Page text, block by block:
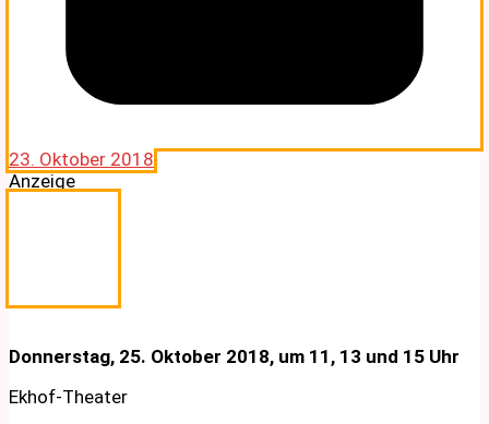
23. Oktober 2018
Anzeige
Donnerstag, 25. Oktober 2018, um 11, 13 und 15 Uhr
Ekhof-Theater